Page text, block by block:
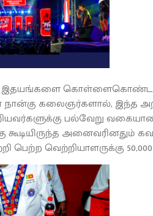
கொள்ளைகொண்ட
நான்கு கலைஞர்களால், இந்த
பல்வேறு
கூடியிருந்த அனைவரினதும்
பெற்ற வெற்றியாளருக்கு